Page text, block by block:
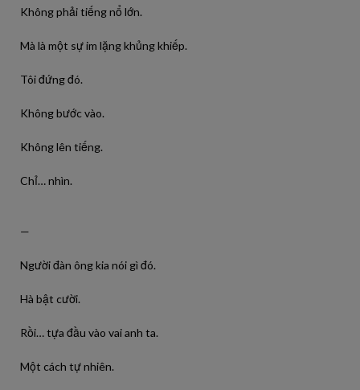
Không phải tiếng nổ lớn.
Mà là một sự im lặng khủng khiếp.
Tôi đứng đó.
Không bước vào.
Không lên tiếng.
Chỉ… nhìn.
—
Người đàn ông kia nói gì đó.
Hà bật cười.
Rồi… tựa đầu vào vai anh ta.
Một cách tự nhiên.